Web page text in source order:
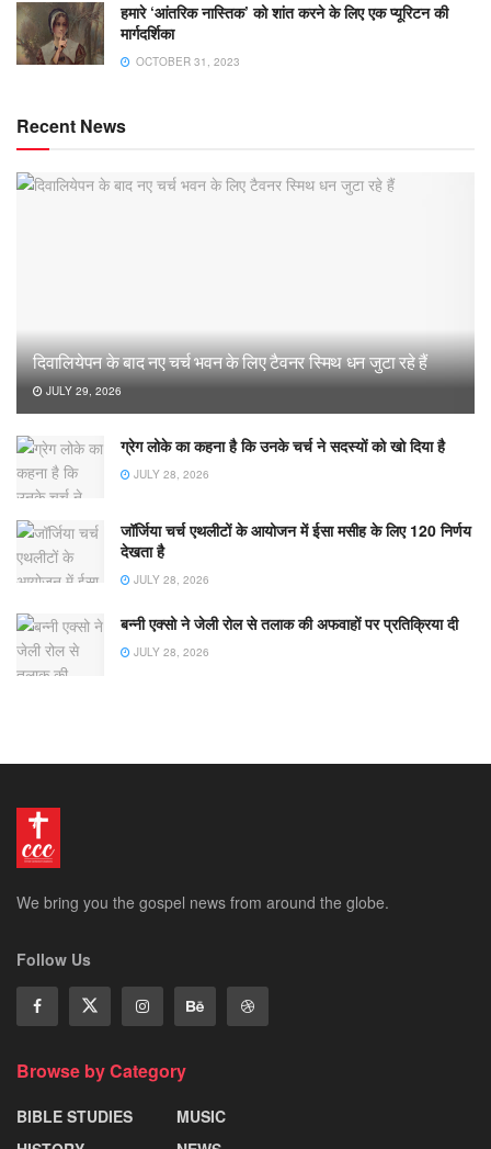
हमारे ‘आंतरिक नास्तिक’ को शांत करने के लिए एक प्यूरिटन की
मार्गदर्शिका
OCTOBER 31, 2023
Recent News
दिवालियेपन के बाद नए चर्च भवन के लिए टैवनर स्मिथ धन जुटा रहे हैं
JULY 29, 2026
ग्रेग लोके का कहना है कि उनके चर्च ने सदस्यों को खो दिया है
JULY 28, 2026
जॉर्जिया चर्च एथलीटों के आयोजन में ईसा मसीह के लिए 120 निर्णय
देखता है
JULY 28, 2026
बन्नी एक्सो ने जेली रोल से तलाक की अफवाहों पर प्रतिक्रिया दी
JULY 28, 2026
We bring you the gospel news from around the globe.
Follow Us
Browse by Category
BIBLE STUDIES
MUSIC